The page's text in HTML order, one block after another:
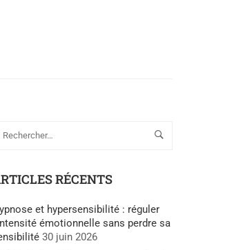
RÉCENTS
et hypersensibilité : réguler
émotionnelle sans perdre sa
30 juin 2026